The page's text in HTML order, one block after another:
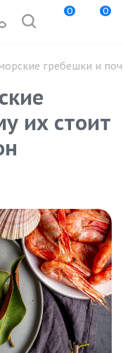
0 0
гребешки и
их стоит